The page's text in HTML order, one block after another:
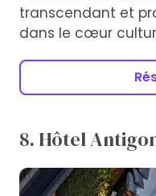
transcendant et
dans le cœur
8. Hôtel